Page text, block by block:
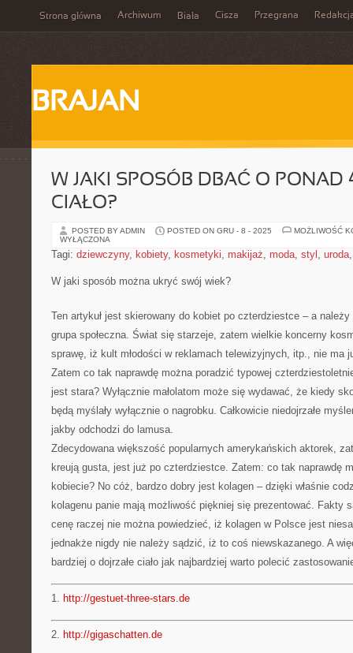
Strona główna Archiwum Biała Cisza Przegrana
BRAJAN
W JAKI SPOSÓB DBAĆ O PONAD
CIAŁO?
POSTED BY ADMIN POSTED ON GRU - 8 - 2025
MOŻLIWOŚĆ
WYŁĄCZONA
Tagi: dziewczyny, kobiety, kosmetyki, makijaż, moda, styl , uroda
W jaki sposób można ukryć swój wiek?
Ten artykuł jest skierowany do kobiet po czterdziestce – a
grupa społeczna. Świat się starzeje, zatem wielkie koncerny
sprawę, iż kult młodości w reklamach telewizyjnych, itp., nie ma
Zatem co tak naprawdę można poradzić typowej
jest stara? Wyłącznie małolatom może się wydawać, że kiedy
będą myślały wyłącznie o nagrobku. Całkowicie niedojrzałe
jakby odchodzi do lamusa.
Zdecydowana większość popularnych amerykańskich aktorek,
kreują gusta, jest już po czterdziestce. Zatem: co tak naprawdę
kobiecie? No cóż, bardzo dobry jest kolagen – dzięki właśnie
kolagenu panie mają możliwość piękniej się prezentować. Fakty
cenę raczej nie można powiedzieć, iż kolagen w Polsce jest
jednakże nigdy nie należy sądzić, iż to coś niewskazanego. A
bardziej o dojrzałe ciało jak najbardziej warto polecić
1. http://gestuet-three-stars.de
2. http://gigaschatten.de